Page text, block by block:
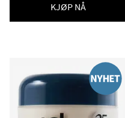
KJØP NÅ